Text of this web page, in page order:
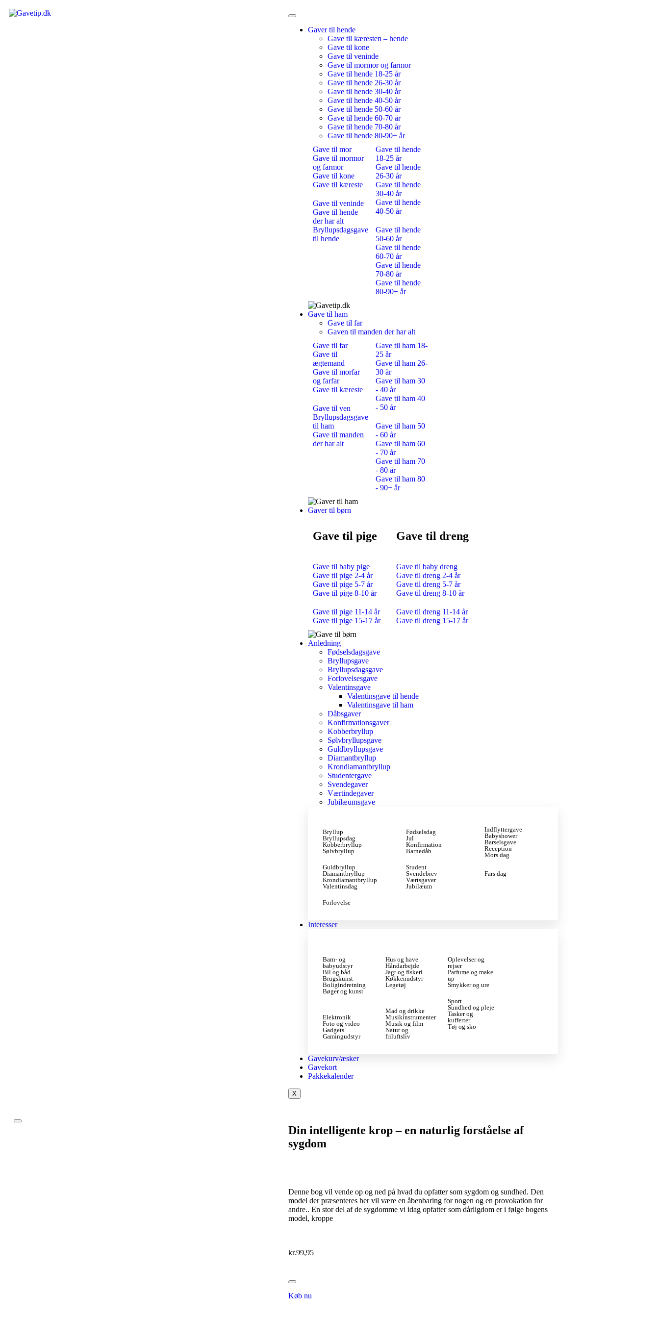
Gaver til hende
Gave til kæresten – hende
Gave til kone
Gave til veninde
Gave til mormor og farmor
Gave til hende 18-25 år
Gave til hende 26-30 år
Gave til hende 30-40 år
Gave til hende 40-50 år
Gave til hende 50-60 år
Gave til hende 60-70 år
Gave til hende 70-80 år
Gave til hende 80-90+ år
Gave til mor
Gave til mormor
og farmor
Gave til kone
Gave til kæreste
Gave til veninde
Gave til hende
der har alt
Bryllupsdagsgave
til hende
Gave til hende
18-25 år
Gave til hende
26-30 år
Gave til hende
30-40 år
Gave til hende
40-50 år
Gave til hende
50-60 år
Gave til hende
60-70 år
Gave til hende
70-80 år
Gave til hende
80-90+ år
Gave til ham
Gave til far
Gaven til manden der har alt
Gave til far
Gave til
ægtemand
Gave til morfar
og farfar
Gave til kæreste
Gave til ven
Bryllupsdagsgave
til ham
Gave til manden
der har alt
Gave til ham 18-
25 år
Gave til ham 26-
30 år
Gave til ham 30
- 40 år
Gave til ham 40
- 50 år
Gave til ham 50
- 60 år
Gave til ham 60
- 70 år
Gave til ham 70
- 80 år
Gave til ham 80
- 90+ år
Gaver til børn
Gave til pige
Gave til baby pige
Gave til pige 2-4 år
Gave til pige 5-7 år
Gave til pige 8-10 år
Gave til pige 11-14 år
Gave til pige 15-17 år
Gave til dreng
Gave til baby dreng
Gave til dreng 2-4 år
Gave til dreng 5-7 år
Gave til dreng 8-10 år
Gave til dreng 11-14 år
Gave til dreng 15-17 år
Anledning
Fødselsdagsgave
Bryllupsgave
Bryllupsdagsgave
Forlovelsesgave
Valentinsgave
Valentinsgave til hende
Valentinsgave til ham
Dåbsgaver
Konfirmationsgaver
Kobberbryllup
Sølvbryllupsgave
Guldbryllupsgave
Diamantbryllup
Krondiamantbryllup
Studentergave
Svendegaver
Værtindegaver
Jubilæumsgave
Bryllup
Bryllupsdag
Kobberbryllup
Sølvbryllup
Guldbryllup
Diamantbryllup
Krondiamantbryllup
Valentinsdag
Forlovelse
Fødselsdag
Jul
Konfirmation
Barnedåb
Student
Svendebrev
Værtsgaver
Jubilæum
Indflyttergave
Babyshower
Barselsgave
Reception
Mors dag
Fars dag
Interesser
Barn- og
babyudstyr
Bil og båd
Brugskunst
Boligindretning
Bøger og kunst
Elektronik
Foto og video
Gadgets
Gamingudstyr
Hus og have
Håndarbejde
Jagt og fiskeri
Køkkenudstyr
Legetøj
Mad og drikke
Musikinstrumenter
Musik og film
Natur og
friluftsliv
Oplevelser og
rejser
Parfume og make
up
Smykker og ure
Sport
Sundhed og pleje
Tasker og
kufferter
Tøj og sko
Gavekurv/æsker
Gavekort
Pakkekalender
X
Din intelligente krop – en naturlig forståelse af
sygdom
Denne bog vil vende op og ned på hvad du opfatter som sygdom og sundhed. Den
model der præsenteres her vil være en åbenbaring for nogen og en provokation for
andre.. En stor del af de sygdomme vi idag opfatter som dårligdom er i følge bogens
model, kroppe
kr.99,95
Køb nu